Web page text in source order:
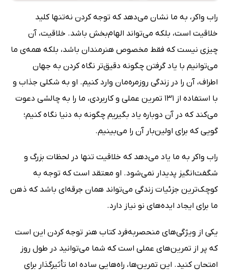
راب واکر، به ما نشان می‌دهد که توجه کردن نه‌تنها کلید
خلاقیت است، بلکه می‌تواند الهام‌بخش باشد. خلاقیت، آن
چیزی نیست که فقط مخصوص هنرمندان باشد، بلکه همه‌ی ما
می‌توانیم با یاد گرفتن چگونه دقیق‌تر نگاه کردن به جهان
اطراف، آن را در زندگی روزمره‌مان وارد کنیم. او به شکلی جذاب و
با استفاده از 131 تمرین عملی و کاربردی، ما را به چالشی دعوت
می‌کند که در آن دوباره یاد بگیریم چگونه به دنیا نگاه کنیم؛
گویی که برای اولین‌بار آن را می‌بینیم.
راب واکر به ما یاد می‌دهد که خلاقیت تنها در لحظات بزرگ و
شگفت‌انگیز پدیدار نمی‌شود. او معتقد است که توجه به
کوچک‌ترین جزئیات زندگی می‌تواند همان جرقه‌ای باشد که ذهن
ما برای ایجاد ایده‌های نو نیاز دارد.
یکی از ویژگی‌های منحصربه‌فرد کتاب هنر توجه کردن این است
که پر از تمرین‌های عملی است که شما می‌توانید در طول روز
امتحان کنید. این تمرین‌ها، راه‌هایی ساده اما تأثیرگذار برای